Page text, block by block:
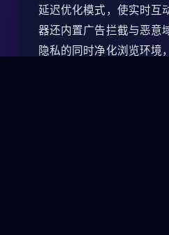
延迟优化模式，使实时互
器还内置广告拦截与恶意
隐私的同时净化浏览环境